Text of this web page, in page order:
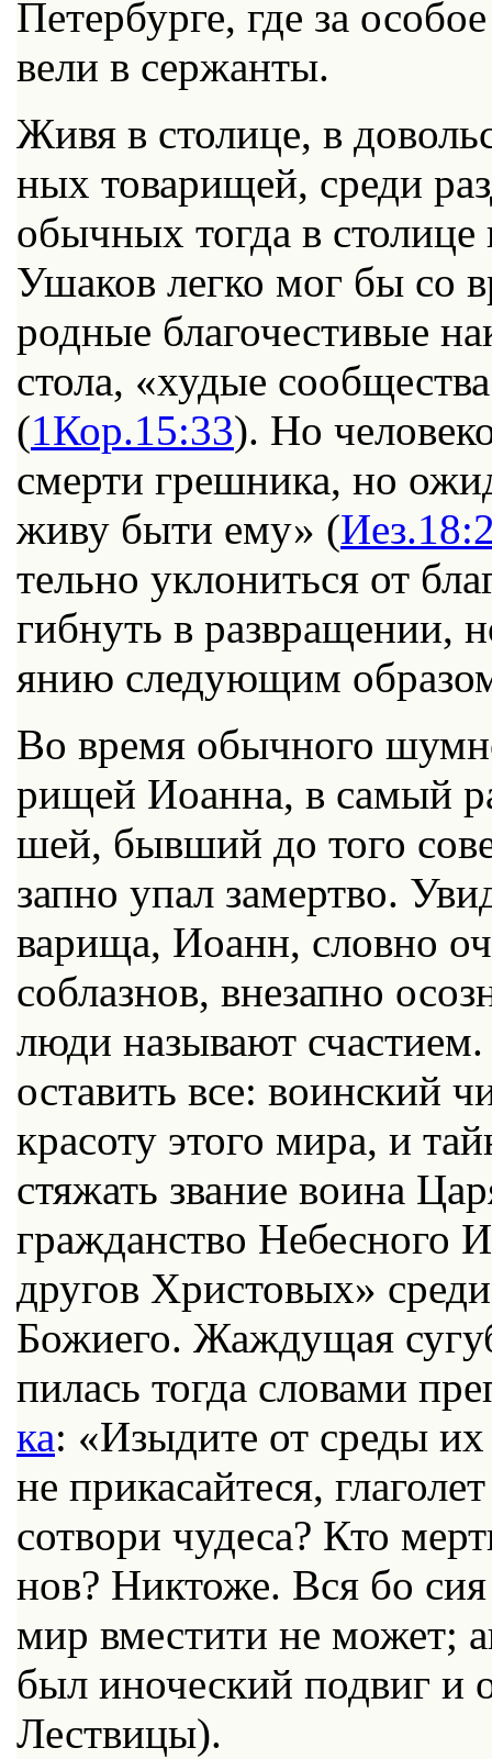
Пе­тер­бур­ге, где за
ве­ли в сер­жан­ты.
Жи­вя в сто­ли­це, в
ных то­ва­ри­щей, сре­ди
обыч­ных то­гда в
Уша­ков лег­ко мог бы со
род­ные бла­го­че­сти­вые
сто­ла, «ху­дые
(1Кор.15:33). Но
смер­ти греш­ни­ка, но
жи­ву бы­ти ему» (
тель­но укло­нить­ся от
гиб­нуть в раз­вра­ще­нии,
я­нию сле­ду­ю­щим
Во вре­мя обыч­но­го
ри­щей Иоан­на, в са­мый
шей, быв­ший до то­го
зап­но упал за­мерт­во.
ва­ри­ща, Иоанн, слов­но
со­блаз­нов, вне­зап­но
лю­ди на­зы­ва­ют
оста­вить все: во­ин­ский
кра­со­ту это­го ми­ра, и
стя­жать зва­ние во­и­на
граж­дан­ство Небес­но­го
дру­гов Хри­сто­вых»
Бо­жи­его. Жаж­ду­щая
пи­лась то­гда сло­ва­ми
ка: «Изы­ди­те от сре­ды
не при­ка­сай­те­ся,
со­тво­ри чу­де­са? Кто
нов? Ник­то­же. Вся бо
мир вме­сти­ти не мо­жет;
был ино­че­ский по­двиг и
Ле­стви­цы).